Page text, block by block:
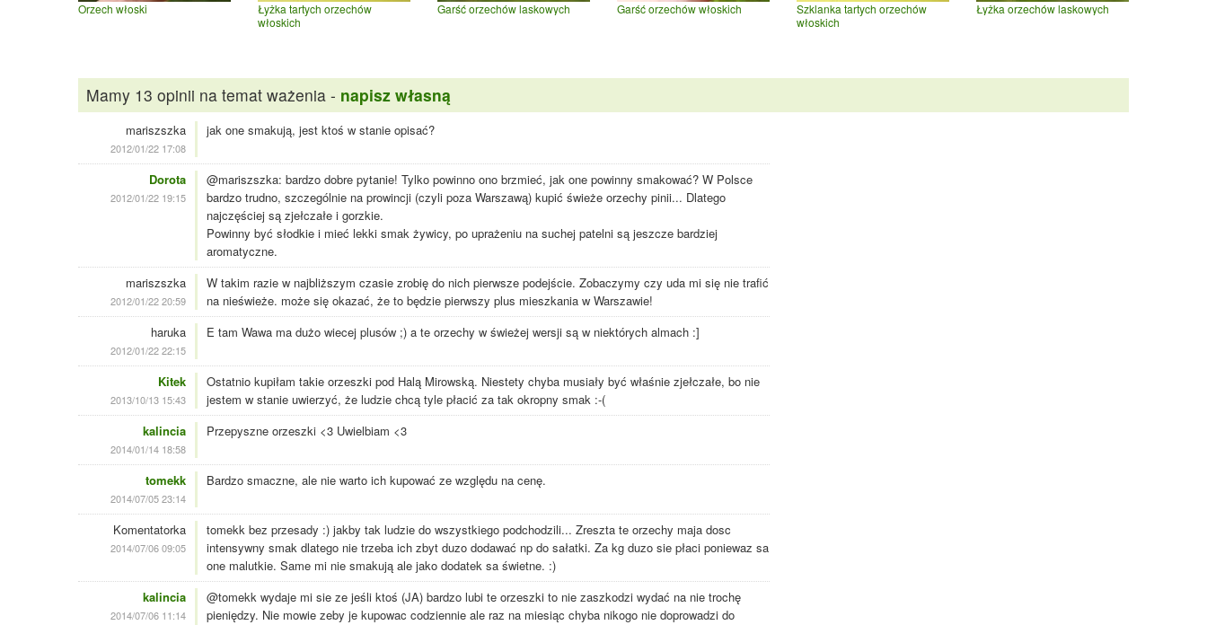
Orzech włoski
Łyżka tartych orzechów
włoskich
Garść orzechów laskowych Garść orzechów włoskich
Szklanka tartych orzechów
włoskich
Łyżka orzechów laskowych
Mamy 13 opinii na temat ważenia - napisz własną
mariszszka
2012/01/22 17:08
jak one smakują, jest ktoś w stanie opisać?
Dorota
2012/01/22 19:15
@mariszszka: bardzo dobre pytanie! Tylko powinno ono brzmieć, jak one powinny smakować? W Polsce
bardzo trudno, szczególnie na prowincji (czyli poza Warszawą) kupić świeże orzechy pinii... Dlatego
najczęściej są zjełczałe i gorzkie.
Powinny być słodkie i mieć lekki smak żywicy, po uprażeniu na suchej patelni są jeszcze bardziej
aromatyczne.
mariszszka
2012/01/22 20:59
W takim razie w najbliższym czasie zrobię do nich pierwsze podejście. Zobaczymy czy uda mi się nie trafić
na nieświeże. może się okazać, że to będzie pierwszy plus mieszkania w Warszawie!
haruka
2012/01/22 22:15
E tam Wawa ma dużo wiecej plusów ;) a te orzechy w świeżej wersji są w niektórych almach :]
Kitek
2013/10/13 15:43
Ostatnio kupiłam takie orzeszki pod Halą Mirowską. Niestety chyba musiały być właśnie zjełczałe, bo nie
jestem w stanie uwierzyć, że ludzie chcą tyle płacić za tak okropny smak :-(
kalincia
2014/01/14 18:58
Przepyszne orzeszki <3 Uwielbiam <3
tomekk
2014/07/05 23:14
Bardzo smaczne, ale nie warto ich kupować ze względu na cenę.
Komentatorka
2014/07/06 09:05
tomekk bez przesady :) jakby tak ludzie do wszystkiego podchodzili... Zreszta te orzechy maja dosc
intensywny smak dlatego nie trzeba ich zbyt duzo dodawać np do sałatki. Za kg duzo sie płaci poniewaz sa
one malutkie. Same mi nie smakują ale jako dodatek sa świetne. :)
kalincia
2014/07/06 11:14
@tomekk wydaje mi sie ze jeśli ktoś (JA) bardzo lubi te orzeszki to nie zaszkodzi wydać na nie trochę
pieniędzy. Nie mowie zeby je kupowac codziennie ale raz na miesiąc chyba nikogo nie doprowadzi do